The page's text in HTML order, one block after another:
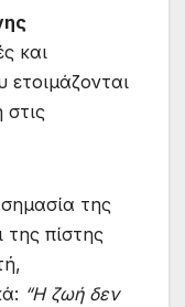
και
ετοιμάζονται
της
της πίστης
“Η ζωή δεν